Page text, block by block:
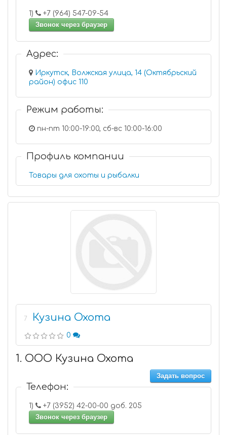
1)
+7 (964) 547-09-54
Звонок через браузер
Адрес:
Иркутск, Волжская улица, 14 (Октябрьский
район) офис 110
Режим работы:
пн-пт 10:00-19:00, сб-вс 10:00-16:00
Профиль компании
Товары для охоты и рыбалки
7 Кузина Охота
0
1. ООО Кузина Охота
Задать вопрос
Телефон:
1)
+7 (3952) 42-00-00 доб. 205
Звонок через браузер